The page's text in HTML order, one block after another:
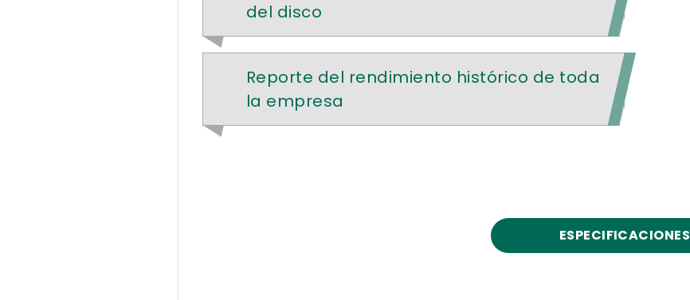
del disco
Reporte del rendimiento histórico de toda
la empresa
ESPECIFICACIONES